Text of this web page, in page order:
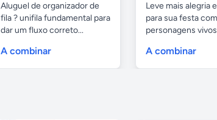
Aluguel de organizador de
fila ? unifila fundamental para
dar um fluxo correto...
A combinar
Leve mais alegria
para sua festa com
personagens
A combinar